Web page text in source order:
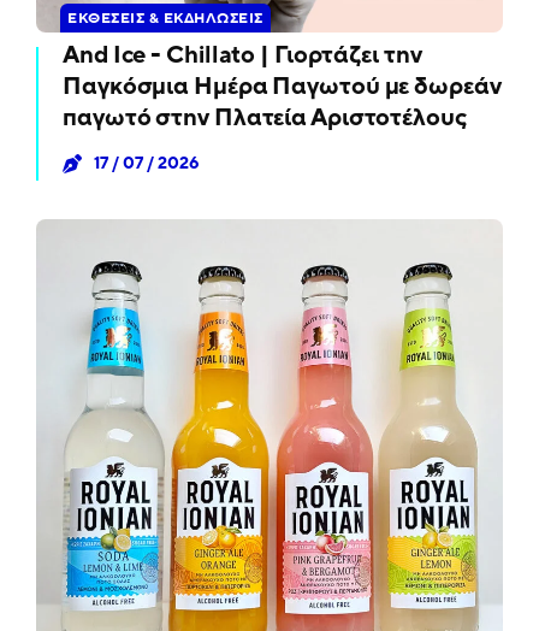
ΕΚΘΈΣΕΙΣ & ΕΚΔΗΛΏΣΕΙΣ
And Ice - Chillato | Γιορτάζει την
Παγκόσμια Ημέρα Παγωτού με δωρεάν
παγωτό στην Πλατεία Αριστοτέλους
17 / 07 / 2026